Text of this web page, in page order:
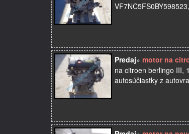
Predaj» motor na
na citroen berlingo III,
autosúčiastky z